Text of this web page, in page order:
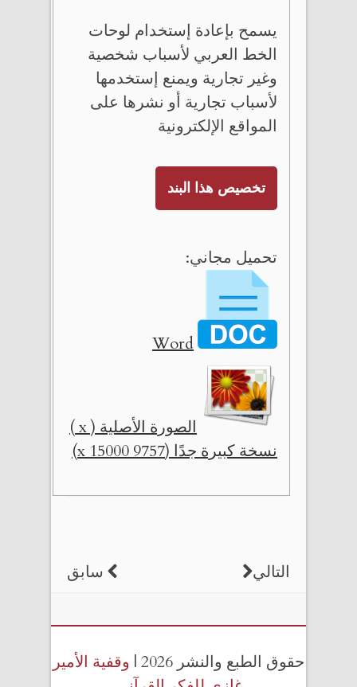
يسمح بإعادة إستخدام لوحات
الخط العربي لأسباب شخصية
وغير تجارية ويمنع إستخدمها
لأسباب تجارية أو نشرها على
المواقع الإلكترونية
تخصيص هذا البند
تحميل مجاني:
Word
الصورة الأصلية ( x )
نسخة كبيرة جدًا (9757 x 15000)
سابق التالي
حقوق الطبع والنشر 2026 |
وقفية الأمير